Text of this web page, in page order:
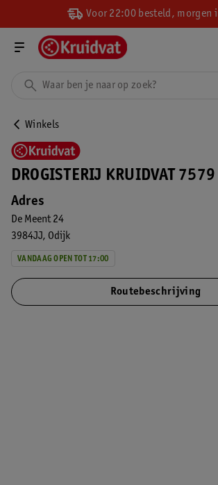
Voor 22:00 besteld, morgen
Winkels
DROGISTERIJ KRUIDVAT
Adres
De Meent 24
3984JJ Odijk
VANDAAG OPEN TOT 17:00
Routebeschrijving